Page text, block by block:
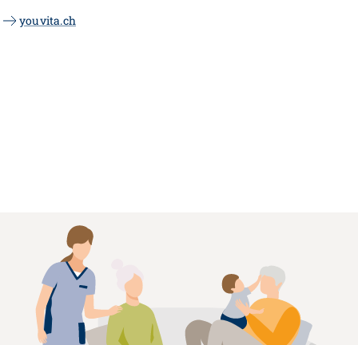
youvita.ch